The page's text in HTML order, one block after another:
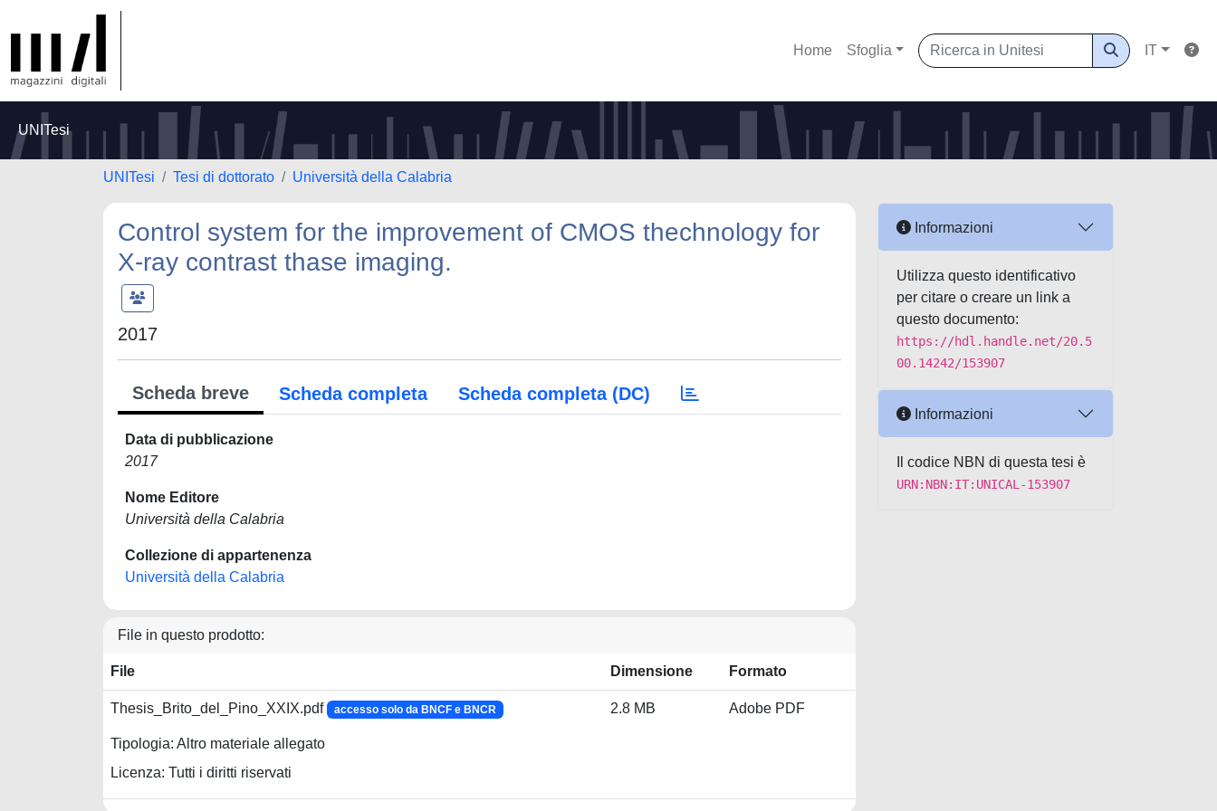
Home Sfoglia IT
UNITesi
UNITesi Tesi di dottorato Università della Calabria
Control system for the improvement of CMOS thechnology for
X-ray contrast thase imaging.
2017
Scheda breve Scheda completa Scheda completa (DC)
Data di pubblicazione
2017
Nome Editore
Università della Calabria
Collezione di appartenenza
Università della Calabria
File in questo prodotto:
File Dimensione Formato
Thesis_Brito_del_Pino_XXIX.pdf accesso solo da BNCF e BNCR
Tipologia: Altro materiale allegato
Licenza: Tutti i diritti riservati
2.8 MB Adobe PDF
Informazioni
Utilizza questo identificativo
per citare o creare un link a
questo documento:
https://hdl.handle.net/20.5
00.14242/153907
Informazioni
Il codice NBN di questa tesi è
URN:NBN:IT:UNICAL-153907